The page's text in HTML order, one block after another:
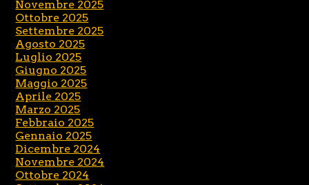
Novembre 2025
Ottobre 2025
Settembre 2025
Agosto 2025
Luglio 2025
Giugno 2025
Maggio 2025
Aprile 2025
Marzo 2025
Febbraio 2025
Gennaio 2025
Dicembre 2024
Novembre 2024
Ottobre 2024